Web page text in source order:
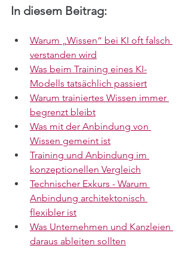
In diesem Beitrag:
Warum „Wissen“ bei KI oft falsch
verstanden wird
Was beim Training eines KI-
Modells tatsächlich passiert
Warum trainiertes Wissen immer
begrenzt bleibt
Was mit der Anbindung von
Wissen gemeint ist
Training und Anbindung im
konzeptionellen Vergleich
Technischer Exkurs - Warum
Anbindung architektonisch
flexibler ist
Was Unternehmen und Kanzleien
daraus ableiten sollten